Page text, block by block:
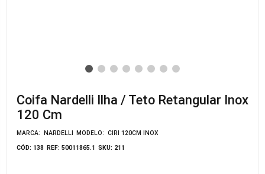
Coifa Nardelli Ilha / Teto Retangular Inox
120 Cm
MARCA: NARDELLI MODELO: CIRI 120CM INOX
CÓD: 138 REF: 50011865.1 SKU: 211